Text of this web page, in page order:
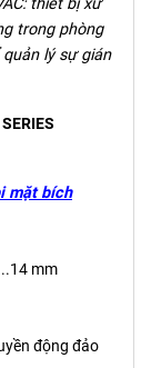
thiết bị xử
trong phòng
lý sự gián
mặt bích
mm
động đảo